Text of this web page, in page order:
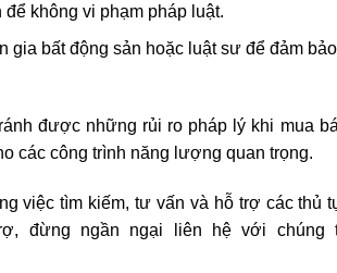
không vi phạm pháp luật.
gia bất động sản hoặc luật sư để đảm
được những rủi ro pháp lý khi mua
các công trình năng lượng quan trọng.
việc tìm kiếm, tư vấn và hỗ trợ các thủ
đừng ngần ngại liên hệ với chúng